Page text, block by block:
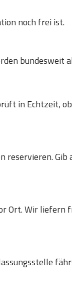
noch frei ist.
bundesweit
in Echtzeit,
reservieren.
Ort. Wir liefern